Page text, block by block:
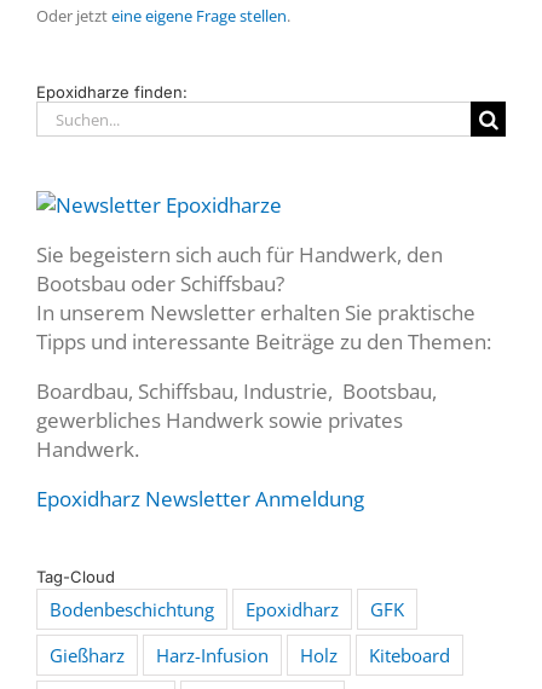
Oder jetzteine eigene Frage stellen.
Epoxidharze finden:
Suche
nach:
Sie begeistern sich auch für Handwerk, den
Bootsbau oder Schiffsbau?
In unserem Newsletter erhalten Sie praktische
Tipps und interessante Beiträge zu den Themen:
Boardbau, Schiffsbau, Industrie, Bootsbau,
gewerbliches Handwerk sowie privates
Handwerk.
Epoxidharz Newsletter Anmeldung
Tag-Cloud
Bodenbeschichtung Epoxidharz
GFK
Gießharz
Harz-Infusion Holz
Kiteboard